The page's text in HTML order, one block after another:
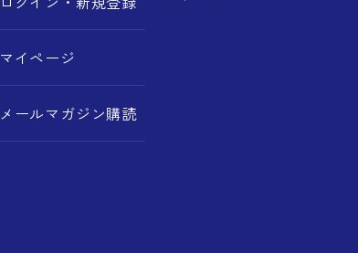
マイページ
メールマガジン購読